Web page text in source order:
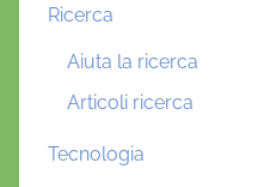
Ricerca
Aiuta la ricerca
Articoli ricerca
Tecnologia